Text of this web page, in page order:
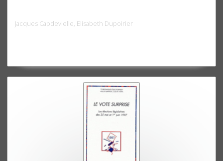
Jacques Capdevielle, Elisabeth Dupoirier